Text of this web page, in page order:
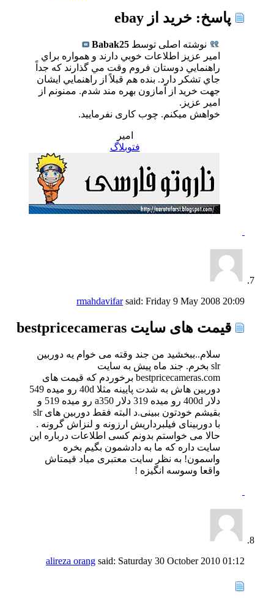
پاسخ: خرید از ebay
نوشته اصلی توسط Babak25
امير عزيز اطلاعات خوبي دارند و همواره براي
راهنمايي دوستان فروم وقت مي گذارند كه جداً
جاي تشكر دارد. بنده هم قبلاً از راهنمايي ايشان
جهت خريد از آمازون بهره مند شدم. ممنونم از
امير عزيز.
خواهش میکنم. چوب کاری نفرمایید.
امیر
فتوبلاگ
rmahdavifarsaid: Friday 9 May 2008 20:09
قیمت های سایت bestpricecameras
سلام..ببخشید من جند وقته می خوام یه دوربین
slr بخرم. جند ماه پیش به سایت
bestpricecameras.com برخوردم که قیمت های
دوربین هاش به شدت پایینه مثلا 40d رو میده 549
دلار 400d رو میده 319 دلار a350 رو میده 519 و
بقیشم خودتون ببینی.د البته فقط دوربین های slr
با دوربینای فیلبرداریش ارزونه و لنزاش گرونه .
حالا می خواستم بدونم کسی اطلاعات درباره این
سایت داره که ما به دادشمون بگیم بخره
واسمون! به نظر سایت معتبری میاد قیمتاش
واقعا وسوسه انگیزه !
alireza orang said: Saturday 30 October 2010 01:12